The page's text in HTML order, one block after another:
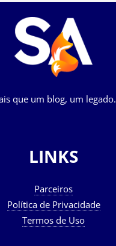
que um blog, um legado.
LINKS
Parceiros
Política de Privacidade
Termos de Uso